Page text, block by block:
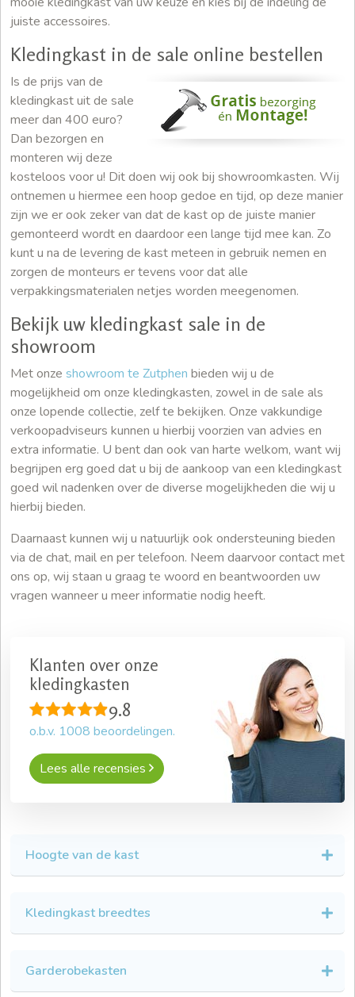
juiste accessoires.
Kledingkast in de sale online bestellen
Is de prijs van de
kledingkast uit de sale
meer dan 400 euro?
Dan bezorgen en
monteren wij deze
kosteloos voor u! Dit doen wij ook bij showroomkasten. Wij
ontnemen u hiermee een hoop gedoe en tijd, op deze manier
zijn we er ook zeker van dat de kast op de juiste manier
gemonteerd wordt en daardoor een lange tijd mee kan. Zo
kunt u na de levering de kast meteen in gebruik nemen en
zorgen de monteurs er tevens voor dat alle
verpakkingsmaterialen netjes worden meegenomen.
Bekijk uw kledingkast sale in de
showroom
Met onze showroom te Zutphen bieden wij u de
mogelijkheid om onze kledingkasten, zowel in de sale als
onze lopende collectie, zelf te bekijken. Onze vakkundige
verkoopadviseurs kunnen u hierbij voorzien van advies en
extra informatie. U bent dan ook van harte welkom, want wij
begrijpen erg goed dat u bij de aankoop van een kledingkast
goed wil nadenken over de diverse mogelijkheden die wij u
hierbij bieden.
Daarnaast kunnen wij u natuurlijk ook ondersteuning bieden
via de chat, mail en per telefoon. Neem daarvoor contact met
ons op, wij staan u graag te woord en beantwoorden uw
vragen wanneer u meer informatie nodig heeft.
Klanten over onze
kledingkasten
9.8
o.b.v. 1008 beoordelingen.
Lees alle recensies
Hoogte van de kast
Kledingkast breedtes
Garderobekasten